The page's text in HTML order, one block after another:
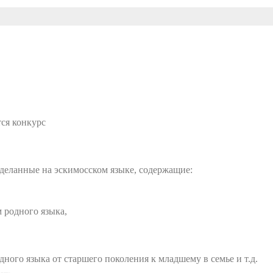
конкурс
на эскимосском языке, содержащие:
родного языка,
языка от старшего поколения к младшему в семье и т.д.